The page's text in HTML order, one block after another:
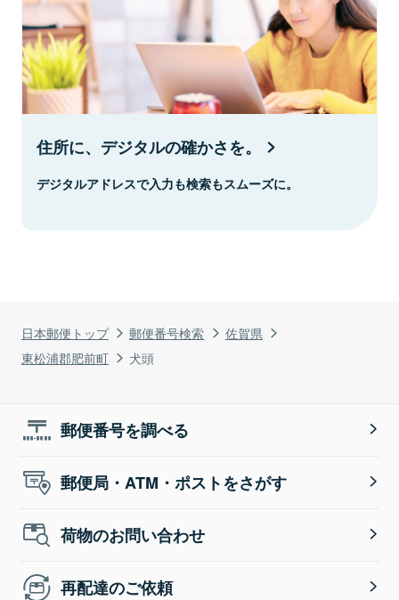
日本郵便トップ 郵便番号検索
佐賀県
東松浦郡肥前町
犬頭
住所に、デジタルの確かさを。
デジタルアドレスで入力も検索もスムーズに。
郵便番号を調べる
郵便局・ATM・ポストをさがす
荷物のお問い合わせ
再配達のご依頼